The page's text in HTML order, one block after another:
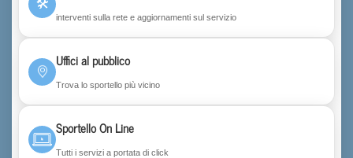
🛠
interventi sulla rete e aggiornamenti sul servizio
Uffici al pubblico
Trova lo sportello più vicino
Sportello On Line
Tutti i servizi a portata di click